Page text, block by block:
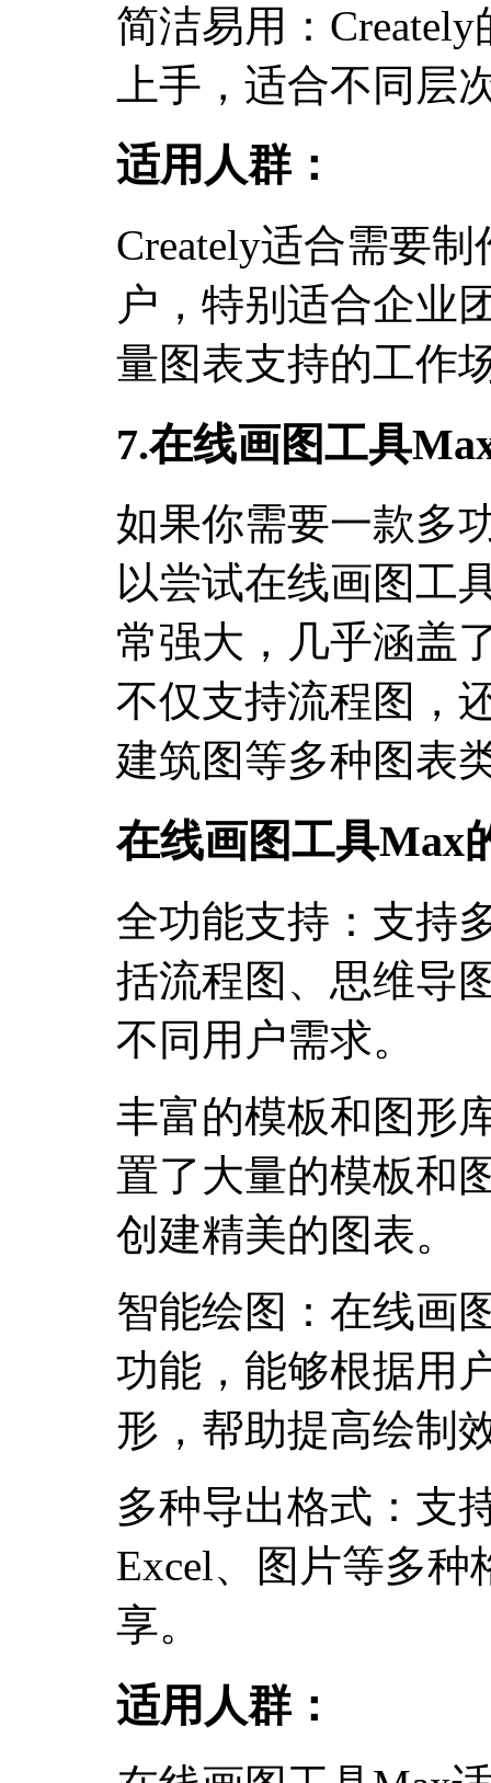
简洁易用：
上手，适合不同层
适用人群：
Creately适合需要
户，特别适合企业
量图表支持的工作
7.在线画图工具
如果你需要一款多
以尝试在线画图工
常强大，几乎涵盖
不仅支持流程图，
建筑图等多种图表
在线画图工具Max
全功能支持：支持
括流程图、思维导
不同用户需求。
丰富的模板和图形
置了大量的模板和
创建精美的图表。
智能绘图：在线画
功能，能够根据用
形，帮助提高绘制
多种导出格式：支
Excel、图片等多
享。
适用人群：